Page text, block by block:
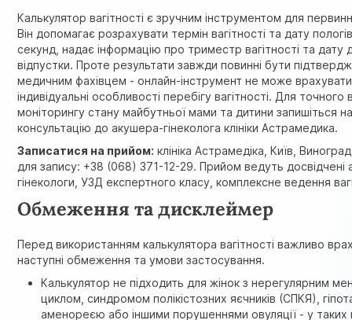
Калькулятор вагітності є зручним інструментом для
Він допомагає розрахувати термін вагітності та дату
секунд, надає інформацію про триместр вагітності та дату
відпустки. Проте результати завжди повинні бути
медичним фахівцем - онлайн-інструмент не може врахувати
індивідуальні особливості перебігу вагітності. Для
моніторингу стану майбутньої мами та дитини запишіться
консультацію до акушера-гінеколога клініки Астрамедика.
Записатися на прийом: клініка Астрамедіка, Київ,
для запису: +38 (068) 371-12-29. Прийом ведуть досвідчені
гінекологи , УЗД експертного класу, комплексне ведення
Обмеження та дисклеймер
Перед використанням калькулятора вагітності важливо
наступні обмеження та умови застосування.
Калькулятор не підходить для жінок з нерегулярним
циклом, синдромом полікістозних яєчників (СПКЯ),
аменореєю або іншими порушеннями овуляції - у таких